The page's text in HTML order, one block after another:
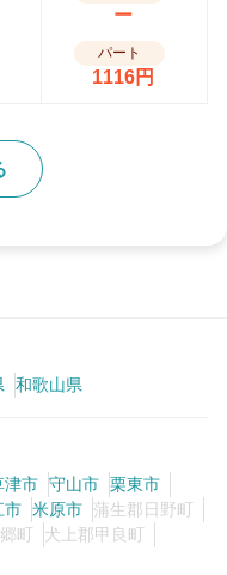
ー
パート
1116円
和歌山県
津市 守山市 栗東市
市 米原市
蒲生郡日野町
町
犬上郡甲良町